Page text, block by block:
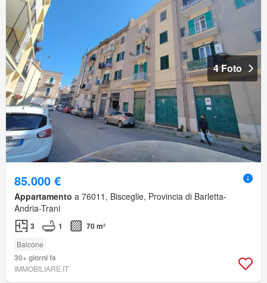
4 Foto
85.000 €
Appartamento a 76011, Bisceglie, Provincia di Barletta-
Andria-Trani
3 1 70 m²
Balcone
30+ giorni fa
IMMOBILIARE.IT